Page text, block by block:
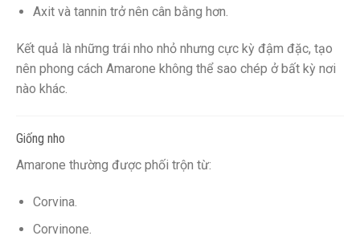
Axit và tannin trở nên cân bằng hơn.
Kết quả là những trái nho nhỏ nhưng cực kỳ đậm đặc, tạo
nên phong cách Amarone không thể sao chép ở bất kỳ nơi
nào khác.
Giống nho
Amarone thường được phối trộn từ:
Corvina.
Corvinone.